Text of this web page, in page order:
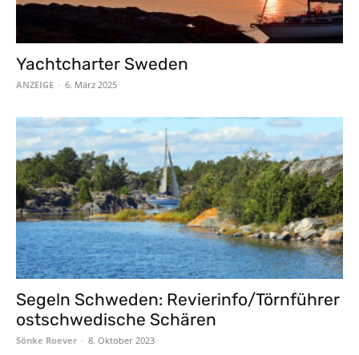
Yachtcharter Sweden
ANZEIGE - 6. März 2025
Segeln Schweden: Revierinfo/Törnführer
ostschwedische Schären
Sönke Roever - 8. Oktober 2023